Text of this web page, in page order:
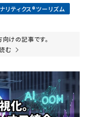
リティクス®ツーリズム
けの記事です。
む